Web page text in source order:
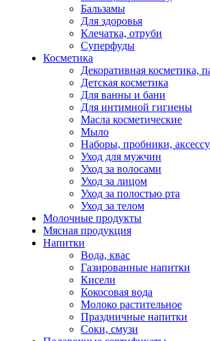
Бальзамы
Для здоровья
Клечатка, отруби
Суперфуды
Косметика
Декоративная косметика,
Детская косметика
Для ванны и бани
Для интимной гигиены
Масла косметические
Мыло
Наборы, пробники,
Уход для мужчин
Уход за волосами
Уход за лицом
Уход за полостью рта
Уход за телом
Молочные продукты
Мясная продукция
Напитки
Вода, квас
Газированные напитки
Кисели
Кокосовая вода
Молоко растительное
Праздничные напитки
Соки, смузи